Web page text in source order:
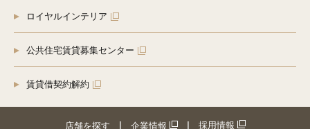
ロイヤルインテリア
公共住宅賃貸募集センター
賃貸借契約解約
店舗を探す 企業情報 採用情報